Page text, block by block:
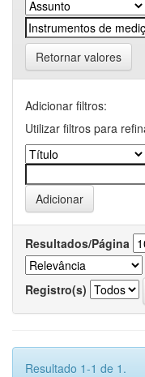
Retornar valores
Adicionar filtros:
Utilizar filtros para
Resultados/Página
Registro(s)
Resultado 1-1 de 1.